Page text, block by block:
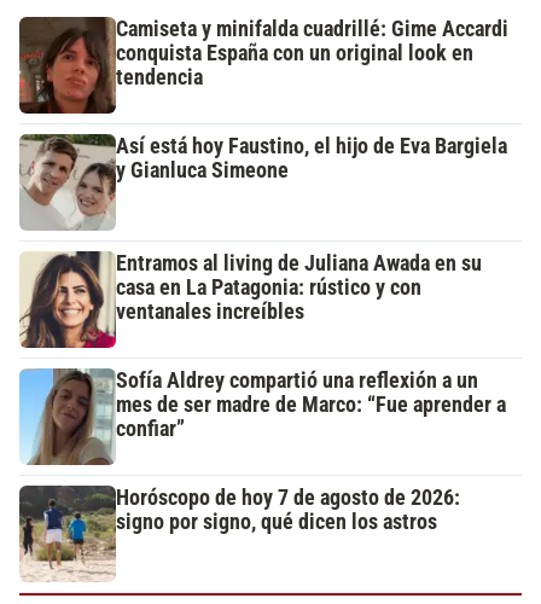
Camiseta y minifalda cuadrillé: Gime Accardi
conquista España con un original look en
tendencia
Así está hoy Faustino, el hijo de Eva Bargiela
y Gianluca Simeone
Entramos al living de Juliana Awada en su
casa en La Patagonia: rústico y con
ventanales increíbles
Sofía Aldrey compartió una reflexión a un
mes de ser madre de Marco: “Fue aprender a
confiar”
Horóscopo de hoy 7 de agosto de 2026:
signo por signo, qué dicen los astros